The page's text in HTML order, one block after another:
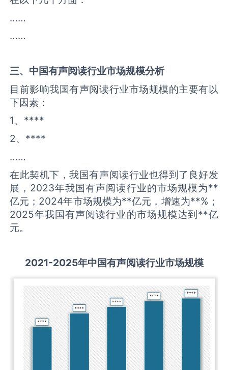
……
……
三、中国有声阅读行业市场规模分析
目前影响我国有声阅读行业市场规模的主要有以
下因素：
1、****
2、****
……
在此契机下，我国有声阅读行业也得到了良好发
展，2023年我国有声阅读行业的市场规模为**
亿元；2024年市场规模为**亿元，增速为**%；
2025年我国有声阅读行业的市场规模达到**亿
元。
2021-2025年中国有声阅读行业市场规模